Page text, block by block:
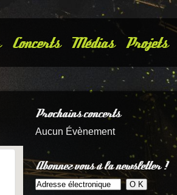
Concerts Médias Projets
Prochains concerts
Aucun Évènement
Abonnez vous à la newsletter !